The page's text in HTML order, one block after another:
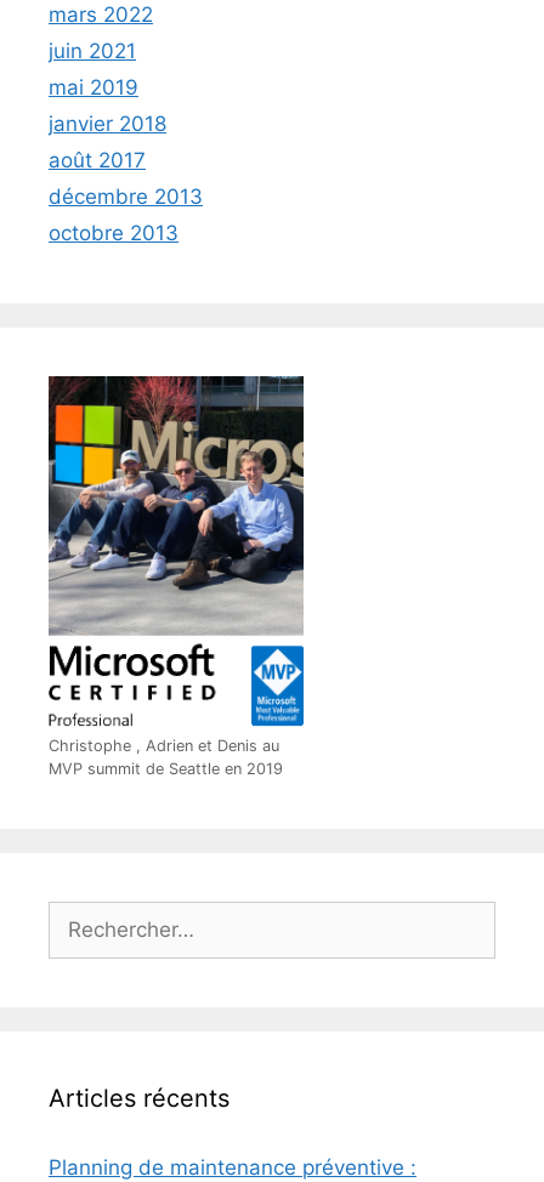
mars 2022
juin 2021
mai 2019
janvier 2018
août 2017
décembre 2013
octobre 2013
Christophe , Adrien et Denis au
MVP summit de Seattle en 2019
Rechercher :
Articles récents
Planning de maintenance préventive :